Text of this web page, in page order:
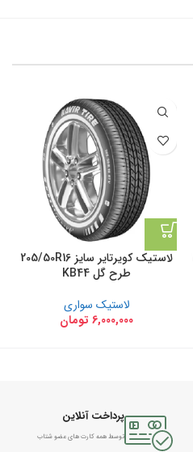
لاستیک کویرتایر سایز 205/50R16
طرح گل KB44
لاستیک سواری
6,000,000 تومان
پرداخت آنلاین
توسط همه کارت های عضو شتاب